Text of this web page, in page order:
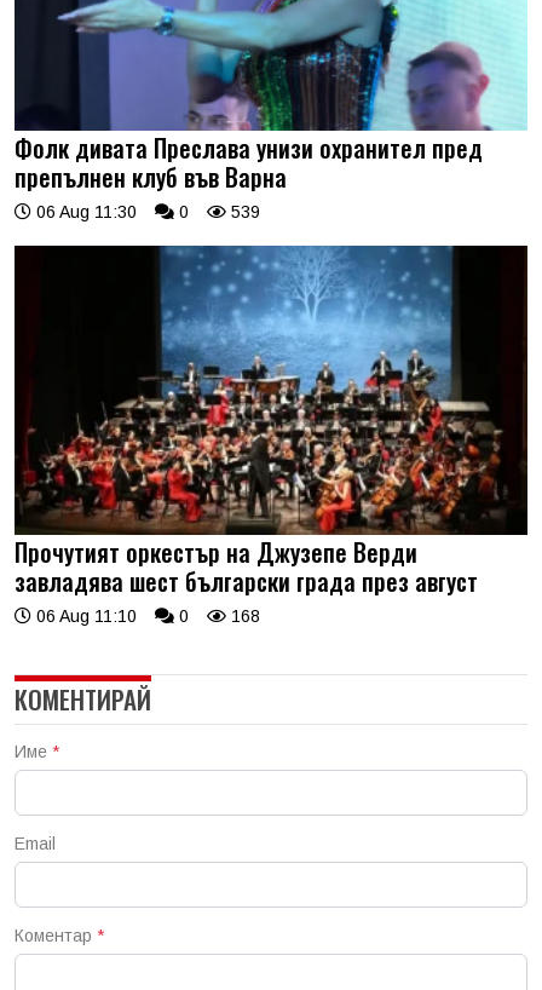
Фолк дивата Преслава унизи охранител пред
препълнен клуб във Варна
06 Aug 11:30 0 539
Прочутият оркестър на Джузепе Верди
завладява шест български града през август
06 Aug 11:10 0 168
КОМЕНТИРАЙ
Име *
Email
Коментар *